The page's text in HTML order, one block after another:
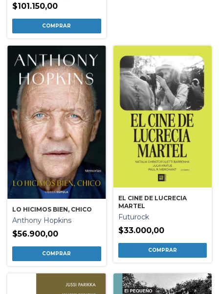
$101.150,00
LO HICIMOS BIEN, CHICO
Anthony Hopkins
$56.900,00
EL CINE DE LUCRECIA
MARTEL
Futurock
$33.000,00